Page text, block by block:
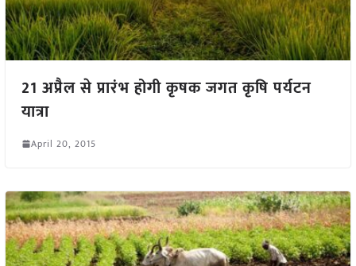
21 अप्रैल से प्रारंभ होगी कृषक जगत कृषि पर्यटन
यात्रा
April 20, 2015